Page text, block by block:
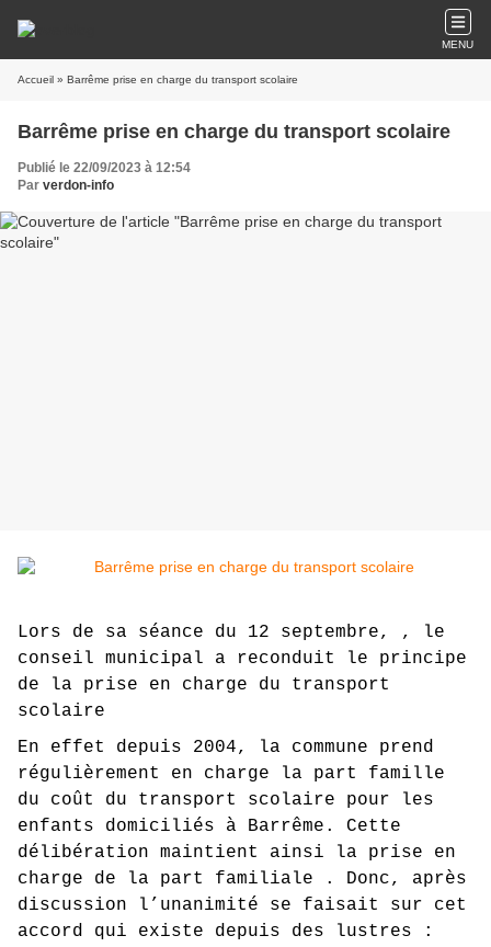
MENU
Accueil » Barrême prise en charge du transport scolaire
Barrême prise en charge du transport scolaire
Publié le 22/09/2023 à 12:54
Par verdon-info
Lors de sa séance du 12 septembre,
, le
conseil municipal a reconduit le principe
de la prise en charge du transport
scolaire
En effet depuis 2004, la commune prend
régulièrement en charge la part famille
du coût du transport scolaire pour les
enfants domiciliés à Barrême.
Cette
délibération maintient ainsi la prise en
charge de la part familiale . Donc, après
discussion l’unanimité se faisait sur cet
accord qui existe depuis des lustres :